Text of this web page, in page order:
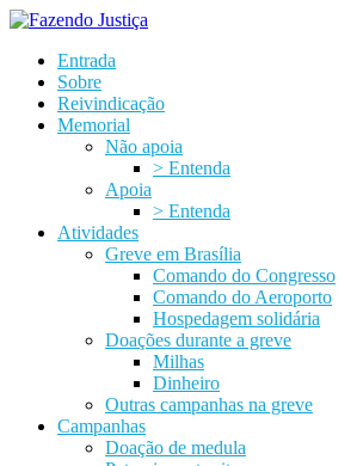
Entrada
Sobre
Reivindicação
Memorial
Não apoia
> Entenda
Apoia
> Entenda
Atividades
Greve em Brasília
Comando do Congresso
Comando do Aeroporto
Hospedagem solidária
Doações durante a greve
Milhas
Dinheiro
Outras campanhas na greve
Campanhas
Doação de medula